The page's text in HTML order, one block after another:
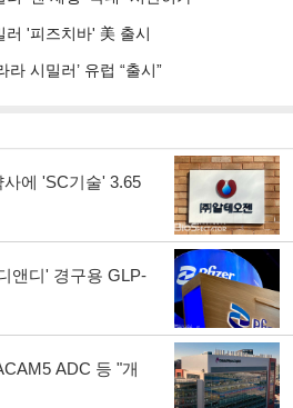
기 '피즈치바' 美 출시
시밀러’ 유럽 “출시”
에 'SC기술' 3.65
앤디' 경구용 GLP-
ADC 등 "개